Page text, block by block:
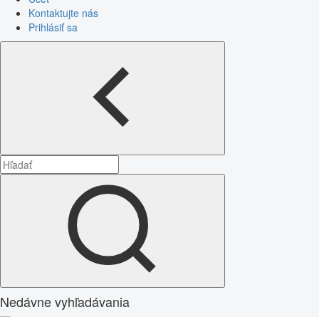
Kontaktujte nás
Prihlásiť sa
Nedávne vyhľadávania